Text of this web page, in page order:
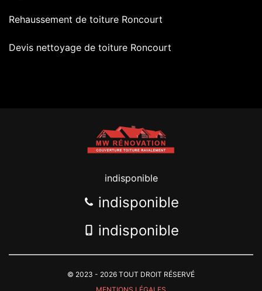
Rehaussement de toiture Roncourt
Devis nettoyage de toiture Roncourt
indisponible
indisponible
indisponible
© 2023 - 2026 TOUT DROIT RÉSERVÉ